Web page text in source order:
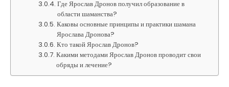
Где Ярослав Дронов получил образование в
области шаманства?
Каковы основные принципы и практики шамана
Ярослава Дронова?
Кто такой Ярослав Дронов?
Какими методами Ярослав Дронов проводит свои
обряды и лечение?